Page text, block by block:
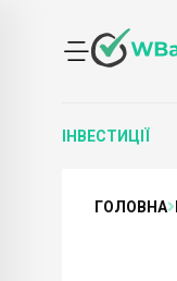
ІНВЕСТИЦІЇ
ГОЛОВНА